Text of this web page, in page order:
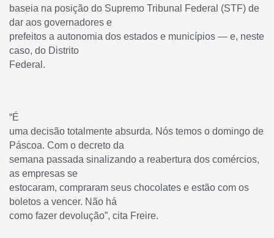
baseia na posição do Supremo Tribunal Federal (STF) de
dar aos governadores e
prefeitos a autonomia dos estados e municípios — e, neste
caso, do Distrito
Federal.
“É
uma decisão totalmente absurda. Nós temos o domingo de
Páscoa. Com o decreto da
semana passada sinalizando a reabertura dos comércios,
as empresas se
estocaram, compraram seus chocolates e estão com os
boletos a vencer. Não há
como fazer devolução”, cita Freire.